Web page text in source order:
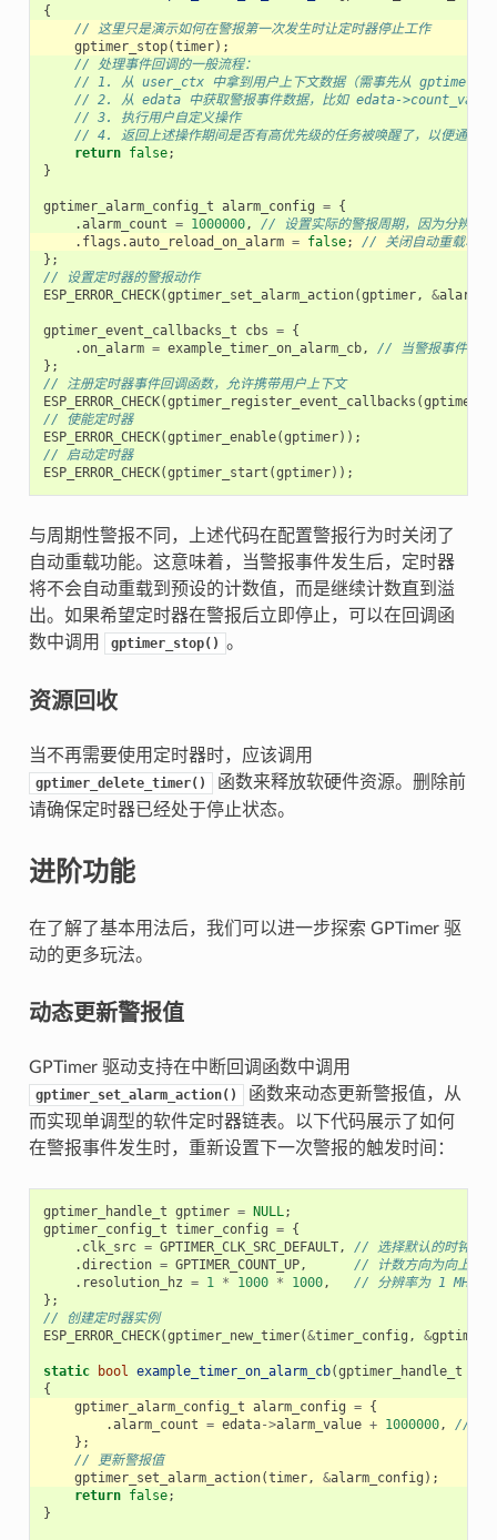
{
// 这里只是演示如何在警报第一次发生时让定时器停止工作
gptimer_stop(timer);
// 处理事件回调的一般流程：
// 1. 从 user_ctx 中拿到用户上下文数据（需事先从
// 2. 从 edata 中获取警报事件数据，比如 edata->count_value
// 3. 执行用户自定义操作
// 4. 返回上述操作期间是否有高优先级的任务被唤醒了，以便通知调
return false;
}
gptimer_alarm_config_t alarm_config = {
.alarm_count = 1000000,
// 设置实际的警报周期，因为分辨率
. flags .auto_reload_on_alarm = false;
// 关闭自动重载功能
};
// 设置定时器的警报动作
ESP_ERROR_CHECK(gptimer_set_alarm_action(gptimer, &
gptimer_event_callbacks_t cbs = {
.on_alarm = example_timer_on_alarm_cb,
// 当警报事件发生
};
// 注册定时器事件回调函数，允许携带用户上下文
ESP_ERROR_CHECK(gptimer_register_event_callbacks (gptimer
// 使能定时器
ESP_ERROR_CHECK(gptimer_enable(gptimer));
// 启动定时器
ESP_ERROR_CHECK(gptimer_start (gptimer));
与周期性警报不同，上述代码在配置警报行为时关闭了
自动重载功能。这意味着，当警报事件发生后，定时器
将不会自动重载到预设的计数值，而是继续计数直到溢
出。如果希望定时器在警报后立即停止，可以在回调函
数中调用
gptimer_stop() 。
资源回收
当不再需要使用定时器时，应该调用
gptimer_delete_timer()
函数来释放软硬件资源。删除前
请确保定时器已经处于停止状态。
进阶功能
在了解了基本用法后，我们可以进一步探索 GPTimer 驱
动的更多玩法。
动态更新警报值
GPTimer 驱动支持在中断回调函数中调用
gptimer_set_alarm_action()
函数来动态更新警报值，从
而实现单调型的软件定时器链表。以下代码展示了如何
在警报事件发生时，重新设置下一次警报的触发时间：
gptimer_handle_t gptimer = NULL;
gptimer_config_t timer_config = {
. clk_src = GPTIMER_CLK_SRC_DEFAULT,
// 选择默认的时钟源
.direction = GPTIMER_COUNT_UP,
// 计数方向为向上计数
. resolution_hz = 1 * 1000 * 1000,
// 分辨率为 1 MHz，
};
// 创建定时器实例
ESP_ERROR_CHECK(gptimer_new_timer(&timer_config , &gptimer
static bool example_timer_on_alarm_cb(gptimer_handle_t
{
gptimer_alarm_config_t alarm_config = {
.alarm_count = edata->alarm_value + 1000000,
// 下
};
// 更新警报值
gptimer_set_alarm_action(timer, &alarm_config );
return false;
}